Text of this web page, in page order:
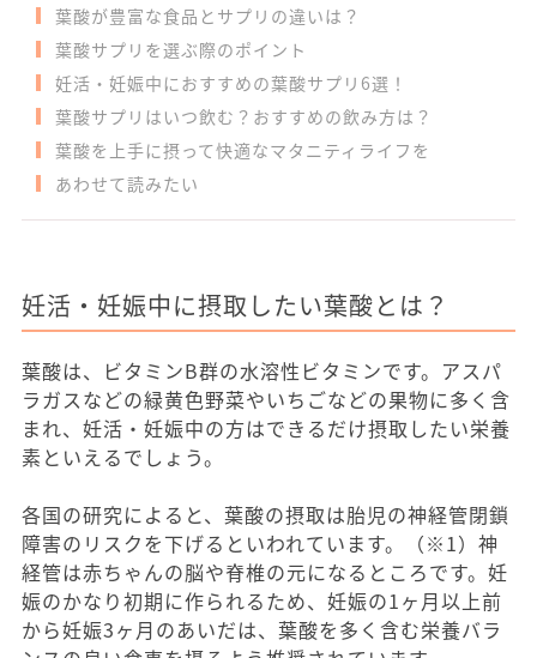
葉酸が豊富な食品とサプリの違いは？
葉酸サプリを選ぶ際のポイント
妊活・妊娠中におすすめの葉酸サプリ6選！
葉酸サプリはいつ飲む？おすすめの飲み方は？
葉酸を上手に摂って快適なマタニティライフを
あわせて読みたい
妊活・妊娠中に摂取したい葉酸とは？
葉酸は、ビタミンB群の水溶性ビタミンです。アスパ
ラガスなどの緑黄色野菜やいちごなどの果物に多く含
まれ、妊活・妊娠中の方はできるだけ摂取したい栄養
素といえるでしょう。
各国の研究によると、葉酸の摂取は胎児の神経管閉鎖
障害のリスクを下げるといわれています。（※1）神
経管は赤ちゃんの脳や脊椎の元になるところです。妊
娠のかなり初期に作られるため、妊娠の1ヶ月以上前
から妊娠3ヶ月のあいだは、葉酸を多く含む栄養バラ